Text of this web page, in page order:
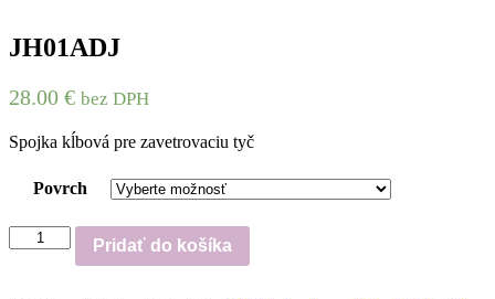
JH01ADJ
28.00 € bez DPH
Spojka kĺbová pre zavetrovaciu tyč
Povrch
množstvo
JH01ADJ
Pridať do košíka